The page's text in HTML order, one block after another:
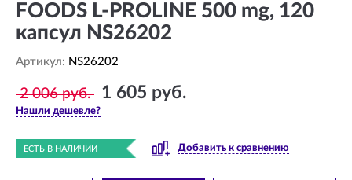
FOODS L-PROLINE 500 mg, 120
капсул NS26202
Артикул: NS26202
2 006 руб. 1 605 руб.
Нашли дешевле?
ЕСТЬ В НАЛИЧИИ Добавить к сравнению